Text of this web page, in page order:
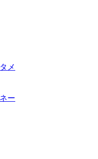
メ
ー